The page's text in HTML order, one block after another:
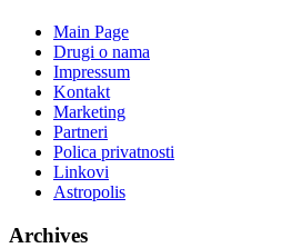
Main Page
Drugi o nama
Impressum
Kontakt
Marketing
Partneri
Polica privatnosti
Linkovi
Astropolis
Archives